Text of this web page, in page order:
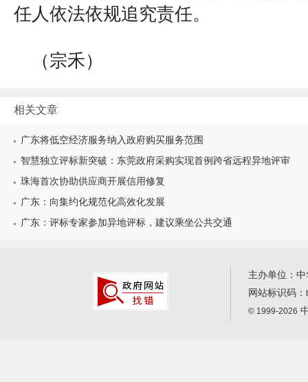
任人依法依规追究责任。
（宗禾）
相关文章
广东将低空经济服务纳入政府购买服务范围
智慧独立评标新突破：东莞政府采购实现首例跨省远程异地评审
珠海首次协助供应商开展信用修复
广东：向集约化规范化高效化发展
广东：评标专家参加异地评标，建议乘坐公共交通
主办单位：
网站标识码：
© 1999-2026